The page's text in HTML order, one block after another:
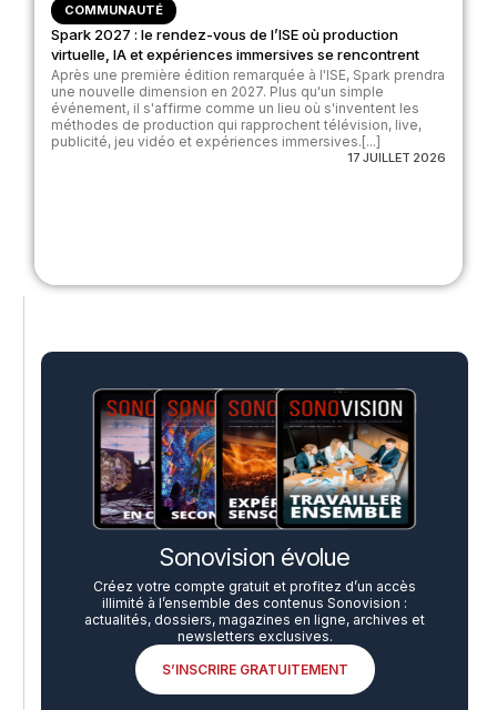
COMMUNAUTÉ
Spark 2027 : le rendez-vous de l’ISE où production
virtuelle, IA et expériences immersives se rencontrent
Après une première édition remarquée à l'ISE, Spark prendra
une nouvelle dimension en 2027. Plus qu'un simple
événement, il s'affirme comme un lieu où s'inventent les
méthodes de production qui rapprochent télévision, live,
publicité, jeu vidéo et expériences immersives.[...]
17 JUILLET 2026
Sonovision évolue
Créez votre compte gratuit et profitez d’un accès
illimité à l’ensemble des contenus Sonovision :
actualités, dossiers, magazines en ligne, archives et
newsletters exclusives.
S’INSCRIRE GRATUITEMENT